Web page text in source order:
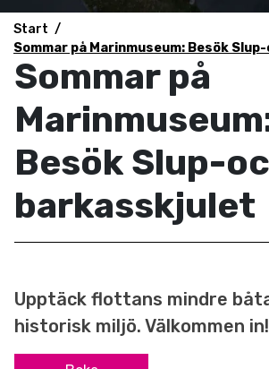
Start
Sommar på Marinmuseum: Besök
Sommar på
Besök Slup-
barkasskjulet
Upptäck flottans mindre
historisk miljö. Välkommen in!